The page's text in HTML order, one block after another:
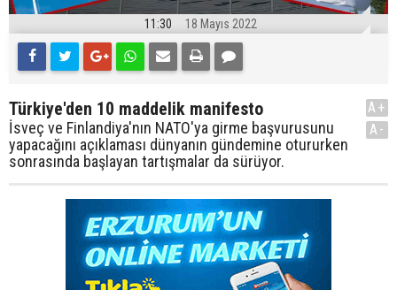
11:30 18 Mayıs 2022
Türkiye'den 10 maddelik manifesto
İsveç ve Finlandiya'nın NATO'ya girme başvurusunu
yapacağını açıklaması dünyanın gündemine otururken
sonrasında başlayan tartışmalar da sürüyor.
A+
A-